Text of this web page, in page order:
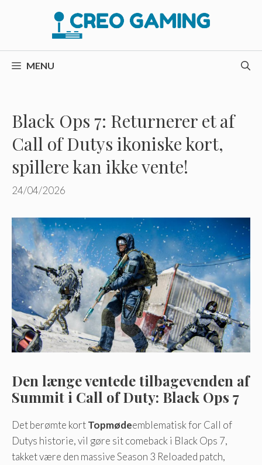
MENU
Black Ops 7: Returnerer et af
Call of Dutys ikoniske kort,
spillere kan ikke vente!
24/04/2026
Den længe ventede tilbagevenden af
​​Summit i Call of Duty: Black Ops 7
Det berømte kortTopmødeemblematisk for Call of
Dutys historie, vil gøre sit comeback i Black Ops 7,
takket være den massive Season 3 Reloaded patch,